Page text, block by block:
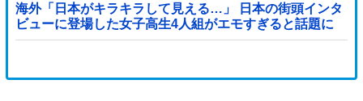
海外「日本がキラキラして見える…」 日本の街頭インタ
ビューに登場した女子高生4人組がエモすぎると話題に